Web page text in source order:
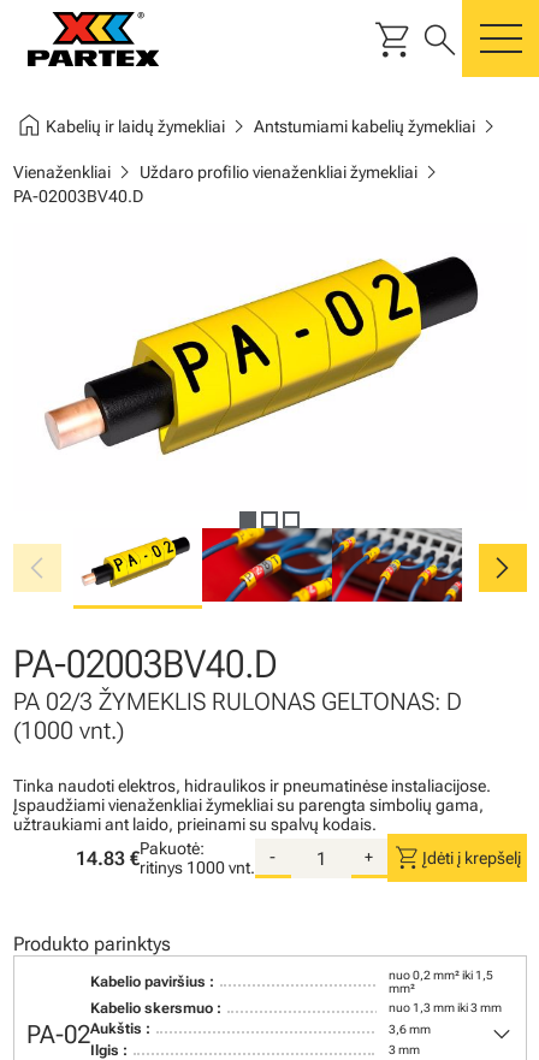
shopping_cart search
home Kabelių ir laidų žymekliaichevron_right Antstumiami kabelių žymekliaichevron_right
Vienaženkliaichevron_right Uždaro profilio vienaženkliai žymekliaichevron_right
PA-02003BV40.D
chevron_left chevron_right
PA-02003BV40.D
PA 02/3 ŽYMEKLIS RULONAS GELTONAS: D
(1000 vnt.)
Tinka naudoti elektros, hidraulikos ir pneumatinėse instaliacijose.
Įspaudžiami vienaženkliai žymekliai su parengta simbolių gama,
užtraukiami ant laido, prieinami su spalvų kodais.
14.83 €Pakuotė:
ritinys 1000 vnt.
- + shopping_cart Įdėti į krepšelį
Produkto parinktys
PA-02
Kabelio paviršius :
nuo 0,2 mm² iki 1,5
mm²
Kabelio skersmuo : nuo 1,3 mm iki 3 mm
Aukštis : 3,6 mm
Ilgis : 3 mm keyboard_arrow_down